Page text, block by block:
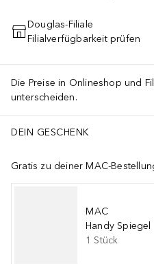
IN DEN
Douglas-Filiale
Filialverfügbarkeit prüfen
Die Preise in Onlineshop und
unterscheiden.
DEIN GESCHENK
Gratis zu deiner MAC-
MAC
Handy Spiegel
1 Stück